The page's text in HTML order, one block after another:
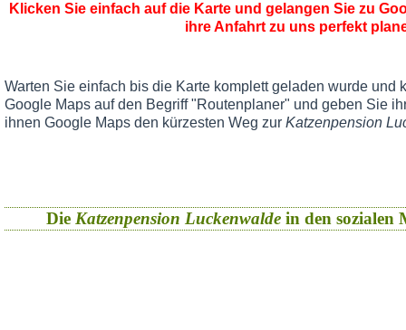
Klicken Sie einfach auf die Karte und gelangen Sie zu
ihre Anfahrt zu uns perfekt
Warten Sie einfach bis die Karte komplett geladen wurde und
Google Maps auf den Begriff "Routenplaner" und geben Sie
ihnen Google Maps den kürzesten Weg zur Katzenpension
Die Katzenpension Luckenwaldein den sozialen